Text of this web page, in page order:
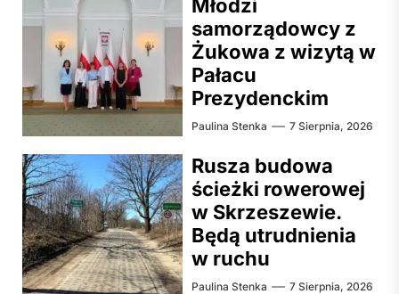
Młodzi
samorządowcy z
Żukowa z wizytą w
Pałacu
Prezydenckim
Paulina Stenka 7 Sierpnia, 2026
Rusza budowa
ścieżki rowerowej
w Skrzeszewie.
Będą utrudnienia
w ruchu
Paulina Stenka 7 Sierpnia, 2026